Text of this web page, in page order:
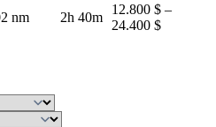
nm 2h 40m
12.800 $ –
24.400 $